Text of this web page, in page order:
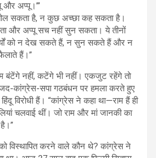
और अप्पू।’”
सकता है, न कुछ अच्छा कह सकता है।
और अप्पू सच नहीं सुन सकता। ये तीनों
को न देख सकते हैं, न सुन सकते हैं और न
हैं।”
बंटेंगे नहीं, कटेंगे भी नहीं। एकजुट रहेंगे तो
कांग्रेस-सपा गठबंधन पर हमला करते हुए
विरोधी हैं। “कांग्रेस ने कहा था—राम हैं ही
चलवाई थीं। जो राम और मां जानकी का
है।”
विस्थापित करने वाले कौन थे? कांग्रेस ने